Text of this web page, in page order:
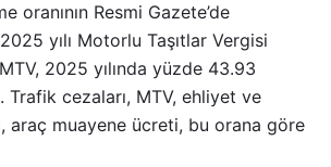
oranının Resmi Gazete’de
yılı Motorlu Taşıtlar Vergisi
2025 yılında yüzde 43.93
Trafik cezaları, MTV, ehliyet ve
araç muayene ücreti, bu orana göre